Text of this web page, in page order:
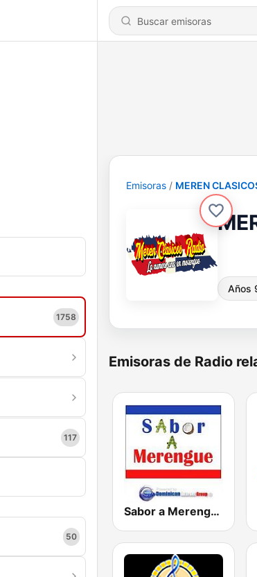
1758
117
50
Emisoras MEREN
Años
Emisoras de Radio
Sabor a Merengue